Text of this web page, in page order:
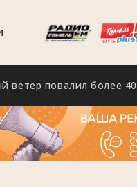
повалил более 40